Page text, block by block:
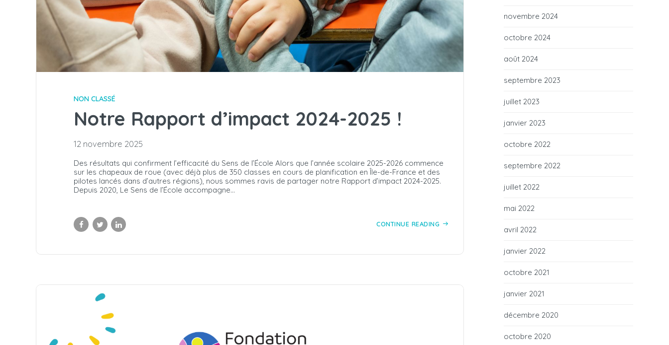
NON CLASSÉ
Notre Rapport d’impact 2024-2025 !
12 novembre 2025
Des résultats qui confirment l’efficacité du Sens de l’École Alors que l’année scolaire 2025-2026 commence
sur les chapeaux de roue (avec déjà plus de 350 classes en cours de planification en Île-de-France et des
pilotes lancés dans d’autres régions), nous sommes ravis de partager notre Rapport d’impact 2024-2025.
Depuis 2020, Le Sens de l’École accompagne...
CONTINUE READING
novembre 2024
octobre 2024
août 2024
septembre 2023
juillet 2023
janvier 2023
octobre 2022
septembre 2022
juillet 2022
mai 2022
avril 2022
janvier 2022
octobre 2021
janvier 2021
décembre 2020
octobre 2020